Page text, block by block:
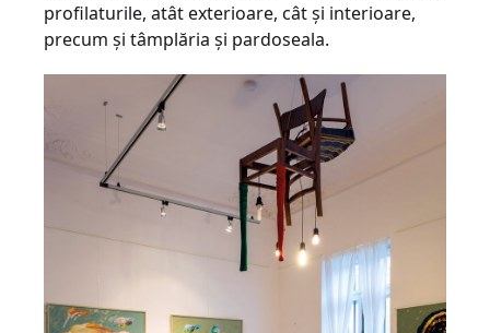
profilaturile, atât exterioare, cât şi interioare,
precum şi tâmplăria şi pardoseala.